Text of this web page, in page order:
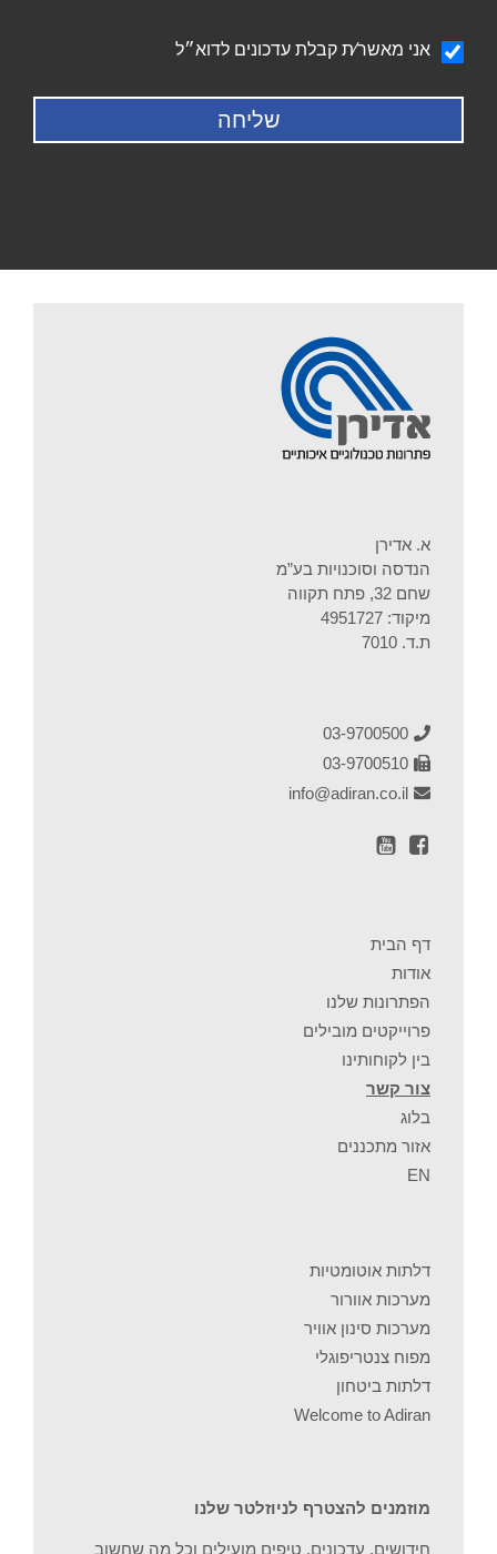
הודעהאני מאשר∕ת קבלת עדכונים לדוא״ל
א. אדירן
הנדסה וסוכנויות בע”מ
שחם 32, פתח תקווה
מיקוד: 4951727
ת.ד. 7010
03-9700500
03-9700510
info@adiran.co.il
עמוד
דף הבית
אודות
הפתרונות שלנו
פרוייקטים מובילים
בין לקוחותינו
צור קשר
בלוג
אזור מתכננים
EN
דלתות אוטומטיות
מערכות אוורור
מערכות סינון אוויר
מפוח צנטריפוגלי
דלתות ביטחון
Welcome to Adiran
מוזמנים להצטרף לניוזלטר שלנו
חידושים, עדכונים, טיפים מועילים וכל מה שחשוב